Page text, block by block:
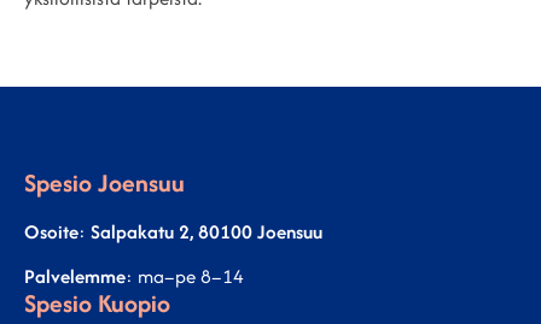
Spesio Joensuu
Osoite: Salpakatu 2, 80100 Joensuu
Palvelemme: ma–pe 8–14
Spesio Kuopio